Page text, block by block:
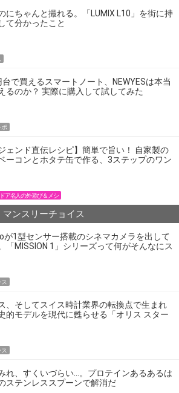
にちゃんと撮れる。「LUMIX L10」を街に持
て分かったこと
台で買えるスマートノート、NEWYESは本当
るのか？ 実際に購入して試してみた
ジェンド直伝レシピ】簡単で旨い！ 自家製の
ーコンとホタテ缶で作る、3ステップのワン
ア名人の外遊び＆メシ
マンスリーチョイス
が1型センサー搭載のシネマカメラを出して
「MISSION 1」シリーズって何がそんなにス
、そしてスイス時計業界の転換点で生まれ
的モデルを現代に甦らせる「オリス スター
れ、すくいづらい…。プロテインあるあるは
ステンレススプーンで解消だ